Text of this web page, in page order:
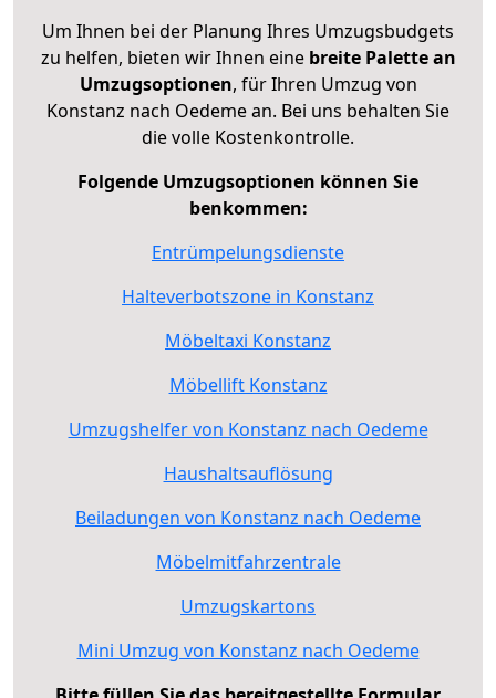
Um Ihnen bei der Planung Ihres Umzugsbudgets
zu helfen, bieten wir Ihnen eine breite Palette an
Umzugsoptionen, für Ihren Umzug von
Konstanz nach Oedeme an. Bei uns behalten Sie
die volle Kostenkontrolle.
Folgende Umzugsoptionen können Sie
benkommen:
Entrümpelungsdienste
Halteverbotszone in Konstanz
Möbeltaxi Konstanz
Möbellift Konstanz
Umzugshelfer von Konstanz nach Oedeme
Haushaltsauflösung
Beiladungen von Konstanz nach Oedeme
Möbelmitfahrzentrale
Umzugskartons
Mini Umzug von Konstanz nach Oedeme